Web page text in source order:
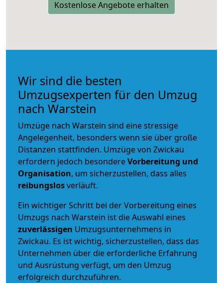
Kostenlose Angebote erhalten
Wir sind die besten
Umzugsexperten für den Umzug
nach Warstein
Umzüge nach Warstein sind eine stressige
Angelegenheit, besonders wenn sie über große
Distanzen stattfinden. Umzüge von Zwickau
erfordern jedoch besondereVorbereitung und
Organisation, um sicherzustellen, dass alles
reibungslosverläuft.
Ein wichtiger Schritt bei der Vorbereitung eines
Umzugs nach Warstein ist die Auswahl eines
zuverlässigen Umzugsunternehmens in
Zwickau. Es ist wichtig, sicherzustellen, dass das
Unternehmen über die erforderliche Erfahrung
und Ausrüstung verfügt, um den Umzug
erfolgreich durchzuführen.